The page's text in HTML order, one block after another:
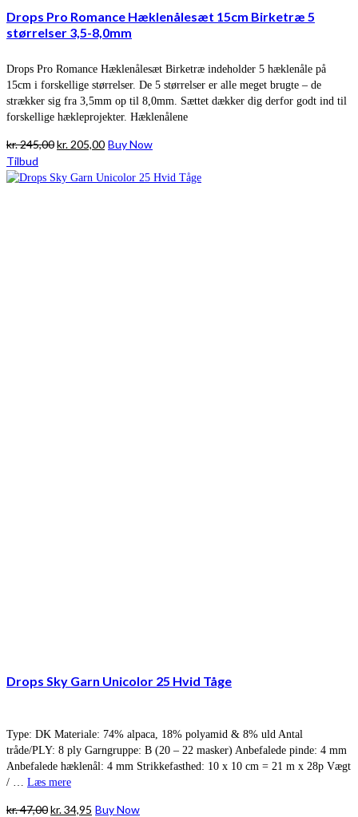
Drops Pro Romance Hæklenålesæt 15cm Birketræ 5
størrelser 3,5-8,0mm
Drops Pro Romance Hæklenålesæt Birketræ indeholder 5 hæklenåle på
15cm i forskellige størrelser. De 5 størrelser er alle meget brugte – de
strækker sig fra 3,5mm op til 8,0mm. Sættet dækker dig derfor godt ind til
forskellige hækleprojekter. Hæklenålene
kr.245,00Den
pris
kr.205,00Den
pris
Buy Now
Tilbud
Drops Sky Garn Unicolor 25 Hvid Tåge
Type: DK Materiale: 74% alpaca, 18% polyamid & 8% uld Antal
tråde/PLY: 8 ply Garngruppe: B (20 – 22 masker) Anbefalede pinde: 4 mm
Anbefalede hæklenål: 4 mm Strikkefasthed: 10 x 10 cm = 21 m x 28p Vægt
/ … Læs mere
kr.47,00Den
kr.34,95 Den
Buy Now